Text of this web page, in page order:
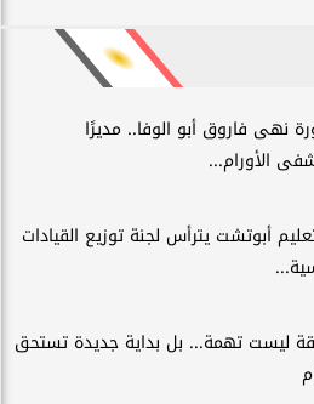
نهى فاروق أبو الوفا.. مديرًا
الأورام...
أبوتشت يترأس لجنة توزيع القيادات
ليست تهمة... بل بداية جديدة تستحق